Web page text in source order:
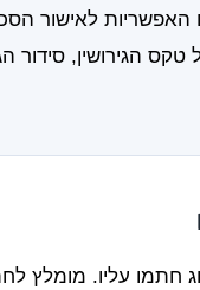
לאישור
הגירושין,
חתמו עליו.